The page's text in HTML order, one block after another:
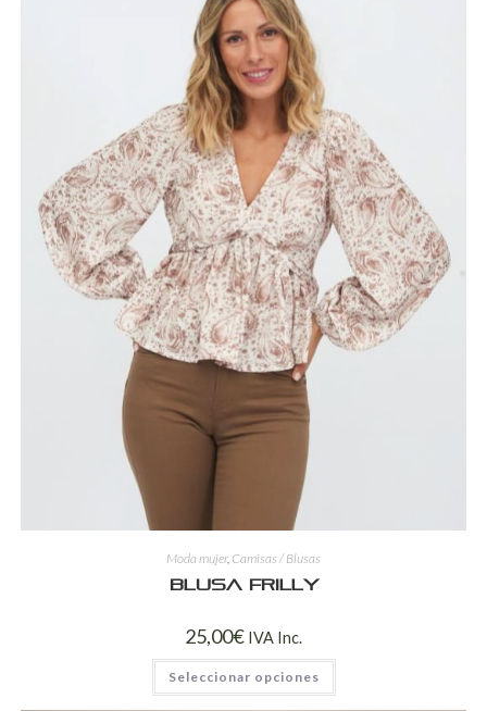
Moda mujer, Camisas / Blusas
Blusa Frilly
25,00€ IVA Inc.
Seleccionar opciones